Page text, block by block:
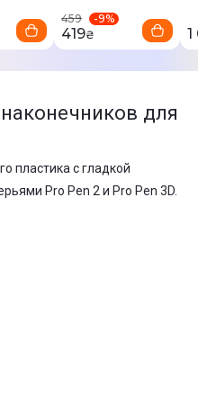
459 -9%
419₴
для
пластика с гладкой
Pro Pen 2 и Pro Pen 3D.